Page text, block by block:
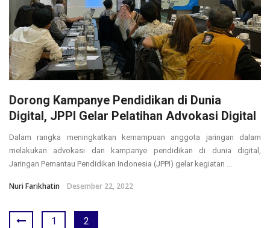
Dorong Kampanye Pendidikan di Dunia
Digital, JPPI Gelar Pelatihan Advokasi Digital
Dalam rangka meningkatkan kemampuan anggota jaringan dalam
melakukan advokasi dan kampanye pendidikan di dunia digital,
Jaringan Pemantau Pendidikan Indonesia (JPPI) gelar kegiatan ...
Nuri Farikhatin Desember 22, 2022
1 2